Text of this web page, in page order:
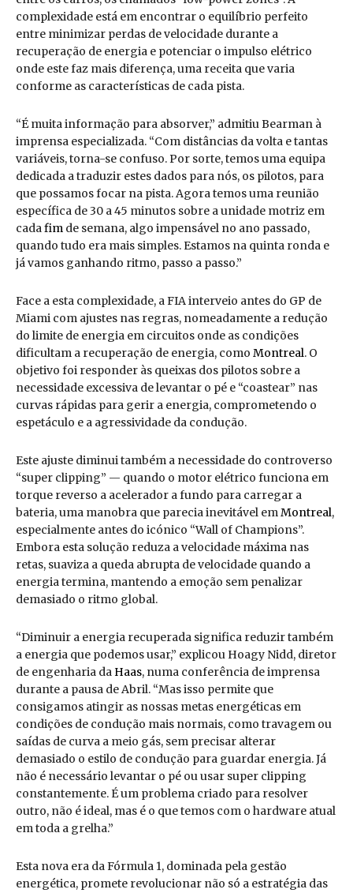
complexidade está em encontrar o equilíbrio perfeito
entre minimizar perdas de velocidade durante a
recuperação de energia e potenciar o impulso elétrico
onde este faz mais diferença, uma receita que varia
conforme as características de cada pista.
“É muita informação para absorver,” admitiu Bearman à
imprensa especializada. “Com distâncias da volta e tantas
variáveis, torna-se confuso. Por sorte, temos uma equipa
dedicada a traduzir estes dados para nós, os pilotos, para
que possamos focar na pista. Agora temos uma reunião
específica de 30 a 45 minutos sobre a unidade motriz em
cadafim de semana, algo impensável no ano passado,
quando tudo era mais simples. Estamos na quinta ronda e
já vamos ganhando ritmo, passo a passo.”
Face a esta complexidade, a FIA interveio antes do GP de
Miami com ajustes nas regras, nomeadamente a redução
do limite de energia em circuitos onde as condições
dificultam a recuperação de energia, como Montreal. O
objetivo foi responder às queixas dos pilotos sobre a
necessidade excessiva de levantar o pé e “coastear” nas
curvas rápidas para gerir a energia, comprometendo o
espetáculo e a agressividade da condução.
Este ajuste diminui também a necessidade do controverso
“super clipping” — quando o motor elétrico funciona em
torque reverso a acelerador a fundo para carregar a
bateria, uma manobra que parecia inevitável emMontreal,
especialmente antes do icónico “Wall of Champions”.
Embora esta solução reduza a velocidade máxima nas
retas, suaviza a queda abrupta de velocidade quando a
energia termina, mantendo a emoção sem penalizar
demasiado o ritmo global.
“Diminuir a energia recuperada significa reduzir também
a energia que podemos usar,” explicou Hoagy Nidd, diretor
de engenharia da Haas, numa conferência de imprensa
durante a pausa de Abril. “Mas isso permite que
consigamos atingir as nossas metas energéticas em
condições de condução mais normais, como travagem ou
saídas de curva a meio gás, sem precisar alterar
demasiado o estilo de condução para guardar energia. Já
não é necessário levantar o pé ou usar super clipping
constantemente. É um problema criado para resolver
outro, não é ideal, mas é o que temos com o hardware atual
em toda a grelha.”
Esta nova era da Fórmula 1, dominada pela gestão
energética, promete revolucionar não só a estratégia das